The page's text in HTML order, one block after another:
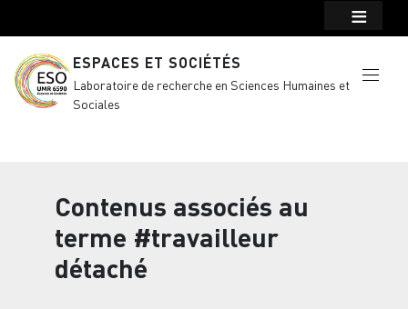
ESPACES ET SOCIÉTÉS
Laboratoire de recherche en Sciences Humaines et
Sociales
Contenus associés au
terme #travailleur
détaché